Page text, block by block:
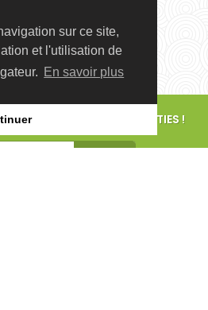
sur ce site,
et l'utilisation de
En savoir plus
ÉVÉNEMENTS ET SORTIES !